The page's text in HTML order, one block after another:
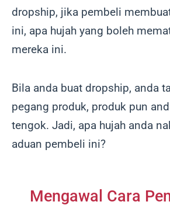
dropship, jika pembeli
ini, apa hujah yang boleh
mereka ini.
Bila anda buat dropship, anda
pegang produk, produk pun
tengok. Jadi, apa hujah anda
aduan pembeli ini?
Mengawal Cara